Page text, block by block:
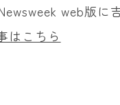
web版に
はこちら